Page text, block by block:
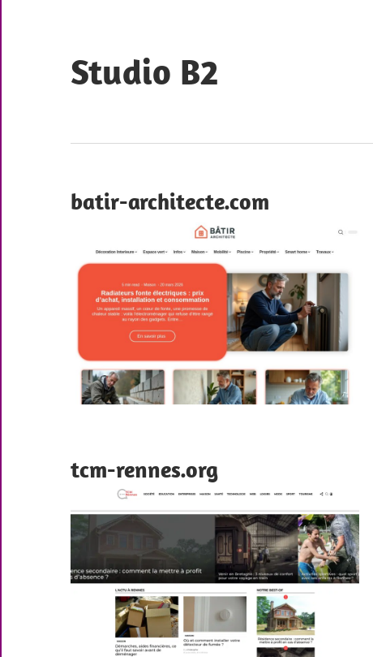
content
Studio B2
Angers
batir-architecte.com
tcm-rennes.org